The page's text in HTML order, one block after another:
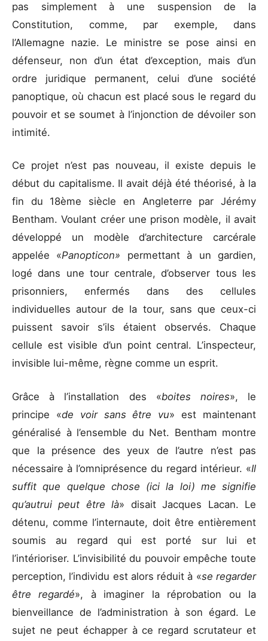
pas simplement à une suspension de la
Constitution, comme, par exemple, dans
l’Allemagne nazie. Le ministre se pose ainsi en
défenseur, non d’un état d’exception, mais d’un
ordre juridique permanent, celui d’une société
panoptique, où chacun est placé sous le regard du
pouvoir et se soumet à l’injonction de dévoiler son
intimité.
Ce projet n’est pas nouveau, il existe depuis le
début du capitalisme. Il avait déjà été théorisé, à la
fin du 18ème siècle en Angleterre par Jérémy
Bentham. Voulant créer une prison modèle, il avait
développé un modèle d’architecture carcérale
appelée «Panopticon» permettant à un gardien,
logé dans une tour centrale, d’observer tous les
prisonniers, enfermés dans des cellules
individuelles autour de la tour, sans que ceux-ci
puissent savoir s’ils étaient observés. Chaque
cellule est visible d’un point central. L’inspecteur,
invisible lui-même, règne comme un esprit.
Grâce à l’installation des «boites noires», le
principe «de voir sans être vu» est maintenant
généralisé à l’ensemble du Net. Bentham montre
que la présence des yeux de l’autre n’est pas
nécessaire à l’omniprésence du regard intérieur. «Il
suffit que quelque chose (ici la loi) me signifie
qu’autrui peut être là» disait Jacques Lacan. Le
détenu, comme l’internaute, doit être entièrement
soumis au regard qui est porté sur lui et
l’intérioriser. L’invisibilité du pouvoir empêche toute
perception, l’individu est alors réduit à «se regarder
être regardé», à imaginer la réprobation ou la
bienveillance de l’administration à son égard. Le
sujet ne peut échapper à ce regard scrutateur et